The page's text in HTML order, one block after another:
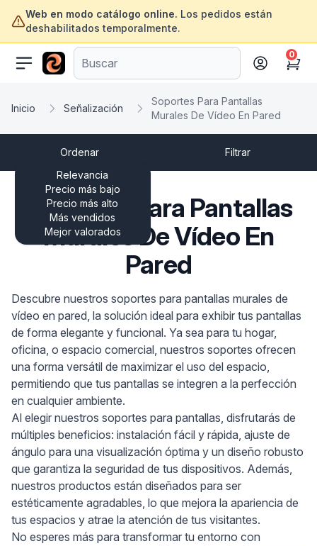
Web en modo catálogo online. Los pedidos están
deshabilitados temporalmente.
ofertasinformatica.com
Cart
0
Inicio Señalización
Soportes Para Pantallas
Murales De Vídeo En Pared
Ordenar
Relevancia
Precio más bajo
Precio más alto
Más vendidos
Mejor valorados
Filtrar
Soportes Para Pantallas
Murales De Vídeo En
Pared
Descubre nuestros soportes para pantallas murales de
vídeo en pared, la solución ideal para exhibir tus pantallas
de forma elegante y funcional. Ya sea para tu hogar,
oficina, o espacio comercial, nuestros soportes ofrecen
una forma versátil de maximizar el uso del espacio,
permitiendo que tus pantallas se integren a la perfección
en cualquier ambiente.
Al elegir nuestros soportes para pantallas, disfrutarás de
múltiples beneficios: instalación fácil y rápida, ajuste de
ángulo para una visualización óptima y un diseño robusto
que garantiza la seguridad de tus dispositivos. Además,
nuestros productos están diseñados para ser
estéticamente agradables, lo que mejora la apariencia de
tus espacios y atrae la atención de tus visitantes.
No esperes más para transformar tu entorno con